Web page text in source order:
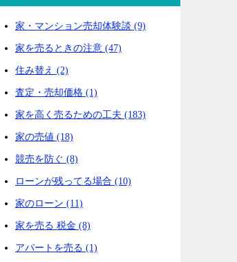
家・マンション売却体験談 (9)
家を売るときの注意 (47)
住み替え (2)
査定・売却価格 (1)
家を高く売るための工夫 (183)
家の売値 (18)
競売を防ぐ (8)
ローンが残ってる場合 (10)
家のローン (11)
家を売る 税金 (8)
アパートを売る (1)